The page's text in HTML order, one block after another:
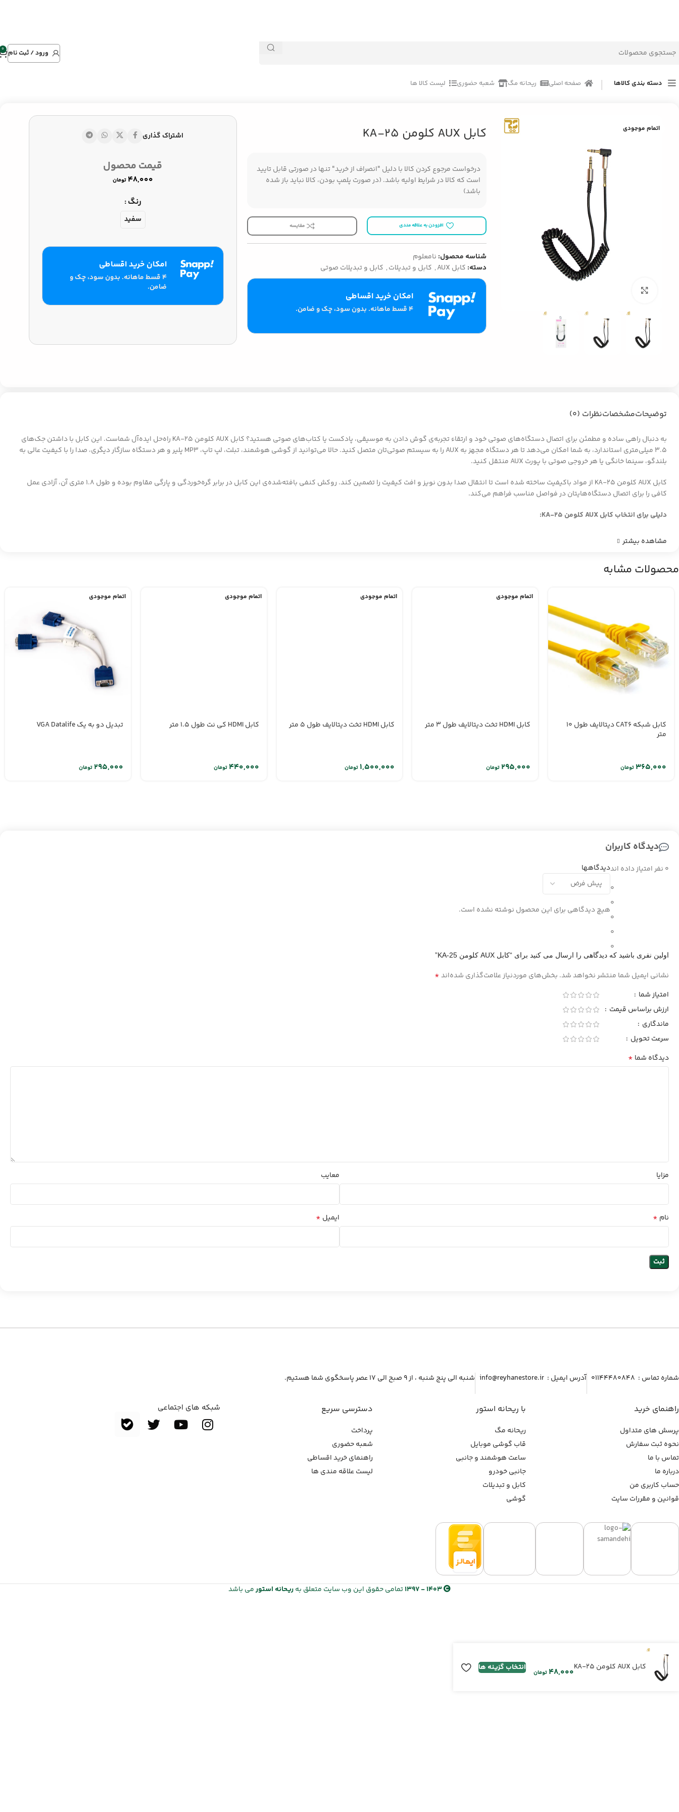
ورود / ثبت نام 0
دسته بندی کالاها صفحه اصلی ریحانه مگ شعبه حضوری لیست کالا ها
کابل و تبدیلات
اتمام موجودی کابل AUX کلومن KA-25
درخواست مرجوع کردن کالا با دلیل "انصراف از خرید" تنها در صورتی قابل تایید
است که کالا در شرایط اولیه باشد. (در صورت پلمپ بودن، کالا نباید باز شده
باشد)
افزودن به علاقه مندی مقایسه
شناسه محصول: نامعلوم
دسته: کابل AUX , کابل و تبدیلات, کابل و تبدیلات صوتی
امکان خرید اقساطی
۴ قسط ماهانه. بدون سود، چک و ضامن.
اشتراک گذاری
قیمت محصول
تومان
رنگ
سفید
امکان خرید اقساطی
۴ قسط ماهانه. بدون سود، چک و
ضامن.
توضیحاتمشخصاتنظرات (0)
به دنبال راهی ساده و مطمئن برای اتصال دستگاه‌های صوتی خود و ارتقاء تجربه‌ی گوش دادن به موسیقی، پادکست یا کتاب‌های صوتی هستید؟ کابل AUX کلومن KA-25 راه‌حل ایده‌آل شماست. این کابل با داشتن جک‌های
3.5 میلی‌متری استاندارد، به شما امکان می‌دهد تا هر دستگاه مجهز به AUX را به سیستم صوتی‌تان متصل کنید. حالا می‌توانید از گوشی هوشمند، تبلت، لپ‌ تاپ، MP3 پلیر و هر دستگاه سازگار دیگری، صدا را با کیفیت عالی به
بلندگو، سینما خانگی یا هر خروجی صوتی با پورت AUX منتقل کنید.
کابل AUX کلومن KA-25 از مواد باکیفیت ساخته شده است تا انتقال صدا بدون نویز و افت کیفیت را تضمین کند. روکش کنفی بافته‌شده‌ی این کابل در برابر گره‌خوردگی و پارگی مقاوم بوده و طول 1.8 متری آن، آزادی عمل
کافی را برای اتصال دستگاه‌هایتان در فواصل مناسب فراهم می‌کند.
دلیلی برای انتخاب کابل AUX کلومن KA-25:
مشاهده بیشتر
محصولات مشابه
کابل شبکه CAT6 دیتالایف طول 10
متر
تومان
اتمام موجودی
کابل HDMI تخت دیتالایف طول 3 متر
تومان
اتمام موجودی
کابل HDMI تخت دیتالایف طول 5 متر
تومان
اتمام موجودی
کابل HDMI کی نت طول 1.5 متر
تومان
اتمام موجودی
تبدیل دو به یک VGA Datalife
تومان
دیدگاه کاربران
0 نفر امتیاز داده اند
0
0
0
0
0
دیدگاهها
هیچ دیدگاهی برای این محصول نوشته نشده است.
اولین نفری باشید که دیدگاهی را ارسال می کنید برای “کابل AUX کلومن KA-25”
نشانی ایمیل شما منتشر نخواهد شد. بخش‌های موردنیاز علامت‌گذاری شده‌اند*
امتیاز شما
ارزش براساس قیمت
ماندگاری
سرعت تحویل
دیدگاه شما *
مزایا معایب
نام * ایمیل *
شماره تماس :‌ ۰۱۱۴۴۴۸۰۸۴۸ آدرس ایمیل :‌ info@reyhanestore.ir شنبه الی پنج شنبه ، از ۹ صبح الی ۱۷ عصر پاسخگوی شما هستیم.
راهنمای خرید
پرسش های متداول
نحوه ثبت سفارش
تماس با ما
درباره ما
حساب کاربری من
قوانین و مقررات سایت
با ریحانه استور
ریحانه مگ
قاب گوشی موبایل
ساعت هوشمند و جانبی
جانبی خودرو
کابل و تبدیلات
گوشی
دسترسی سریع
پرداخت
شعبه حضوری
راهنمای خرید اقساطی
لیست علاقه مندی ها
شبکه های اجتماعی
1403 - 1397 تمامی حقوق این وب سایت متعلق بهریحانه استورمی باشد
کابل AUX کلومن KA-25 تومان انتخاب گزینه ها